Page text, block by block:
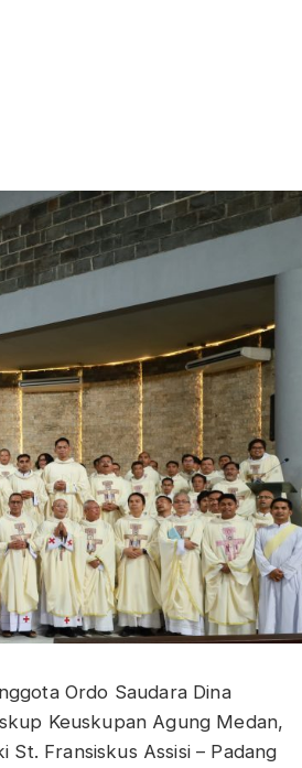
Ordo Saudara Dina
Keuskupan Agung Medan,
Fransiskus Assisi – Padang